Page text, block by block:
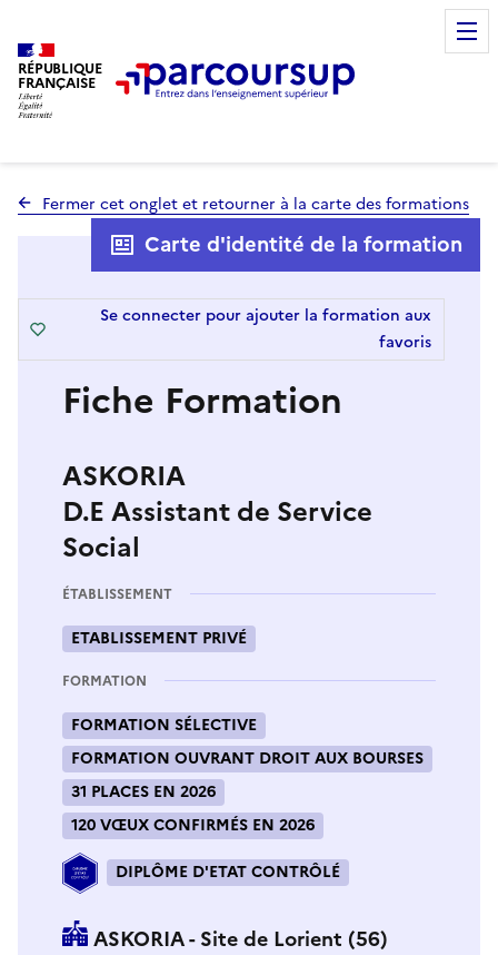
RÉPUBLIQUE
FRANÇAISE
Fermer cet onglet et retourner à la carte des formations
Fiche Formation
ASKORIA
D.E Assistant de Service
Social
ÉTABLISSEMENT
ETABLISSEMENT PRIVÉ
FORMATION
FORMATION SÉLECTIVE
FORMATION OUVRANT DROIT AUX BOURSES
31 PLACES EN 2026
120 VŒUX CONFIRMÉS EN 2026
DIPLÔME D'ETAT CONTRÔLÉ
ASKORIA - Site de Lorient (56)
Carte d'identité de la formation
Se connecter pour ajouter la formation aux
favoris